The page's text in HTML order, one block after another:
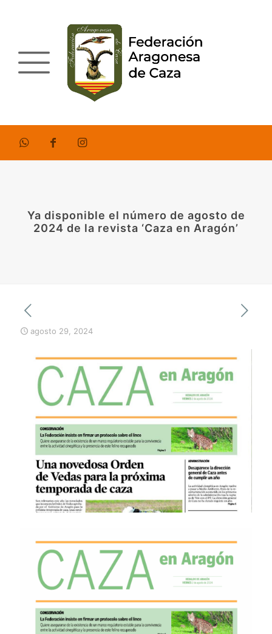
Ya disponible el número de agosto de
2024 de la revista ‘Caza en Aragón’
agosto 29, 2024